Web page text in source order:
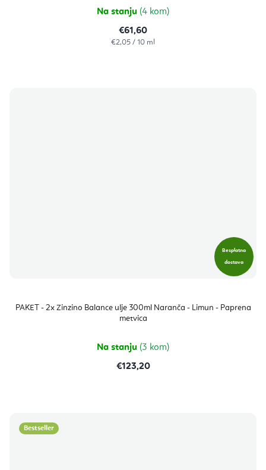
zvjezdica.
Na stanju (4 kom)
€61,60
Izračunaj
€2,05 / 10 ml
Besplatna
dostava
PAKET - 2x Zinzino Balance ulje 300ml Naranča - Limun - Paprena
metvica
Na stanju (3 kom)
€123,20
Bestseller